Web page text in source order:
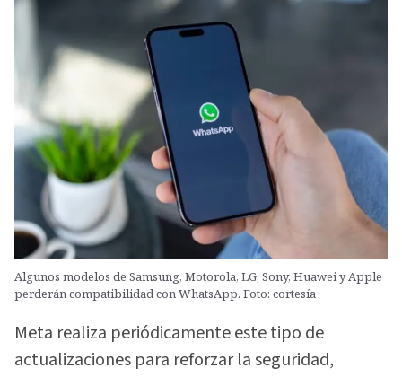
Algunos modelos de Samsung, Motorola, LG, Sony, Huawei y Apple
perderán compatibilidad con WhatsApp. Foto: cortesía
Meta realiza periódicamente este tipo de
actualizaciones para reforzar la seguridad,